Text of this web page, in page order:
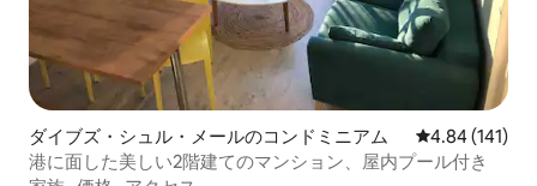
ダイブズ・シュル・メールのコンドミニアム レビュー141
4.84 (141)
港に面した美しい2階建てのマンション、屋内プール付き